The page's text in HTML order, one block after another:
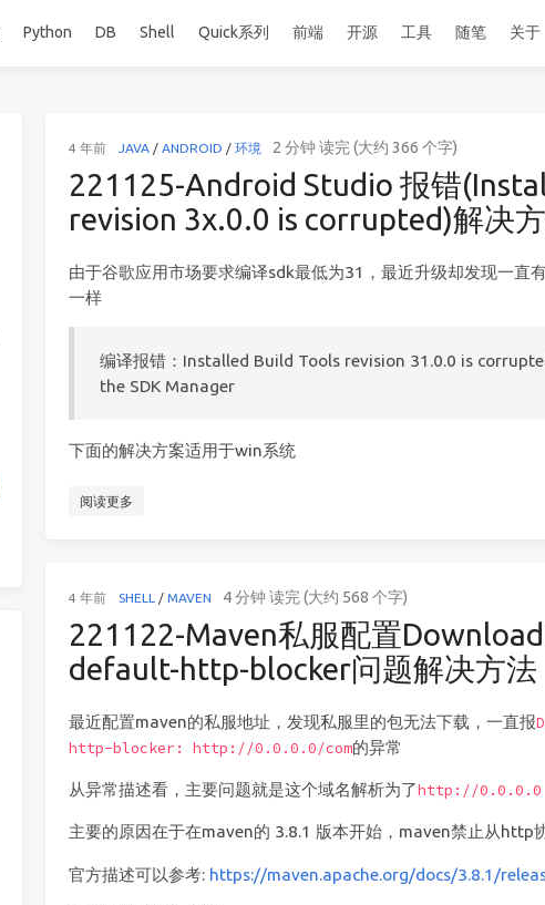
Python DB Shell Quick系列 前端 开源 工具 随笔 关于
4 年前 JAVA / ANDROID / 环境 2 分钟 读完 (大约 366 个字)
221125-Android Studio 报错
revision 3x.0.0 is corrupted)解决
由于谷歌应用市场要求编译sdk最低为31，最近升级却发现一直
一样
编译报错：Installed Build Tools revision 31.0.0 is
the SDK Manager
下面的解决方案适用于win系统
阅读更多
4 年前 SHELL / MAVEN 4 分钟 读完 (大约 568 个字)
221122-Maven私服配置
default-http-blocker问题解决方法
最近配置maven的私服地址，发现私服里的包无法下载，一直报
http-blocker: http://0.0.0.0/com的异常
从异常描述看，主要问题就是这个域名解析为了http://0.0.0.0
主要的原因在于在maven的 3.8.1 版本开始，maven禁止从http
官方描述可以参考: https://maven.apache.org/docs/3.8.1/